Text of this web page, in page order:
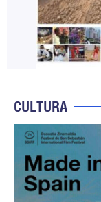
CULTURA